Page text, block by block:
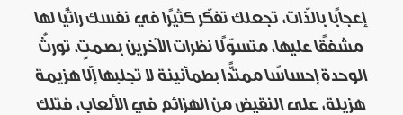
إعجابًا بالذّات، تجعلك تفكّر كثيرًا في نفسك راثيًا لها
مشفقًا عليها، متسوّلًا نظرات الآخرين بصمتٍ. تورثُ
الوحدة إحساسًا ممتدًّا بطمأنينة لا تجلبها إلّا هزيمة
هزيلة، على النقيض من الهزائم في الألعاب، فتلك